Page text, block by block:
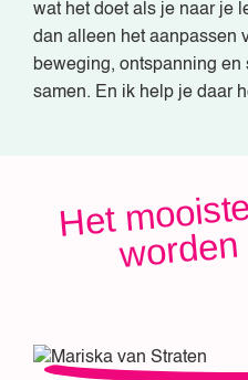
wat het doet als je naar je
dan alleen het aanpassen
beweging, ontspanning
samen. En ik help je daar
wat